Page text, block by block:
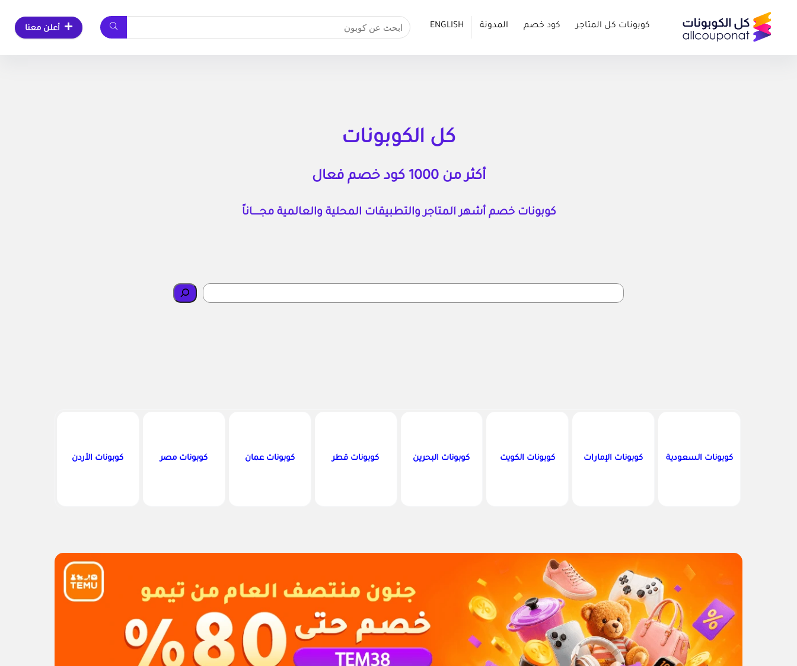
كوبونات كل المتاجر كود خصم المدونة ENGLISH أعلن معنا
كل الكوبونات
أكثر من 1000 كود خصم فعال
كوبونات خصم أشهر المتاجر والتطبيقات المحلية والعالمية مجــــــاناً
كوبونات السعودية كوبونات الإمارات كوبونات الكويت كوبونات البحرين كوبونات قطر كوبونات عمان كوبونات مصر كوبونات الأردن